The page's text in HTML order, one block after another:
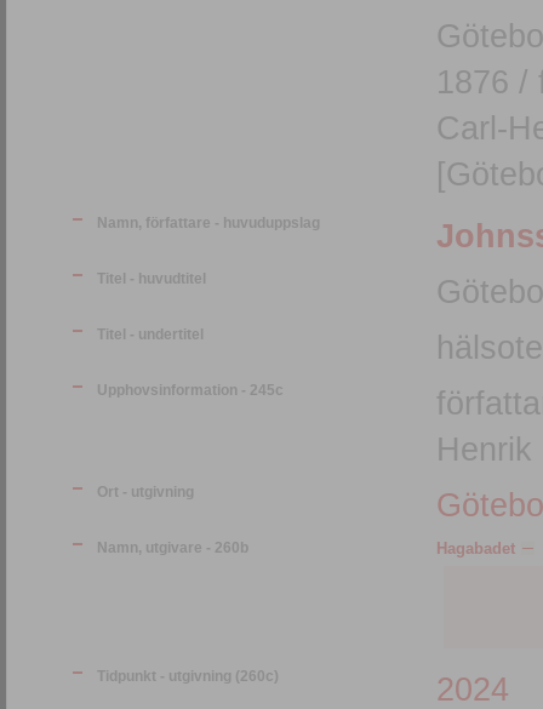
1876 /
Carl-
Namn, författare - huvuduppslag
Titel - huvudtitel
Titel - undertitel
Upphovsinformation - 245c
Ort - utgivning
Namn, utgivare - 260b Hagabadet
Tidpunkt - utgivning (260c) 2024